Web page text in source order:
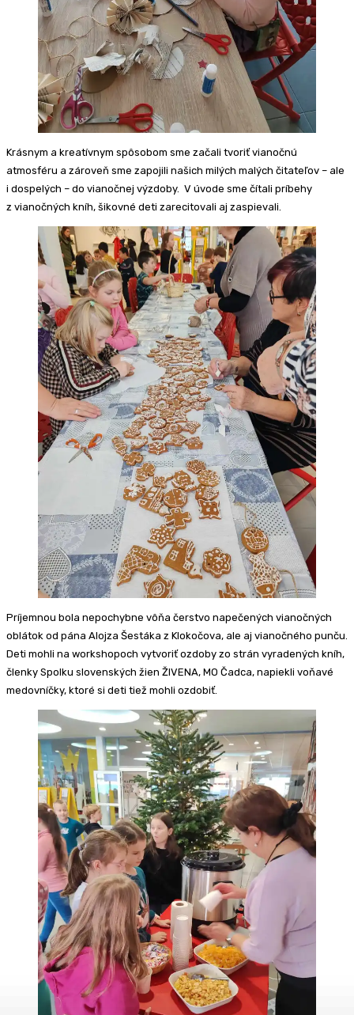
Krásnym a kreatívnym spôsobom sme začali tvoriť vianočnú
atmosféru a zároveň sme zapojili našich milých malých čitateľov – ale
i dospelých – do vianočnej výzdoby. V úvode sme čítali príbehy
z vianočných kníh, šikovné deti zarecitovali aj zaspievali.
Príjemnou bola nepochybne vôňa čerstvo napečených vianočných
oblátok od pána Alojza Šestáka z Klokočova, ale aj vianočného punču.
Deti mohli na workshopoch vytvoriť ozdoby zo strán vyradených kníh,
členky Spolku slovenských žien ŽIVENA, MO Čadca, napiekli voňavé
medovníčky, ktoré si deti tiež mohli ozdobiť.